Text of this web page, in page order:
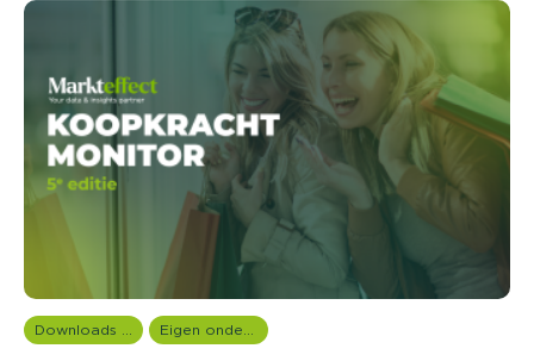
Downloads en rapportages Eigen onderzoeken